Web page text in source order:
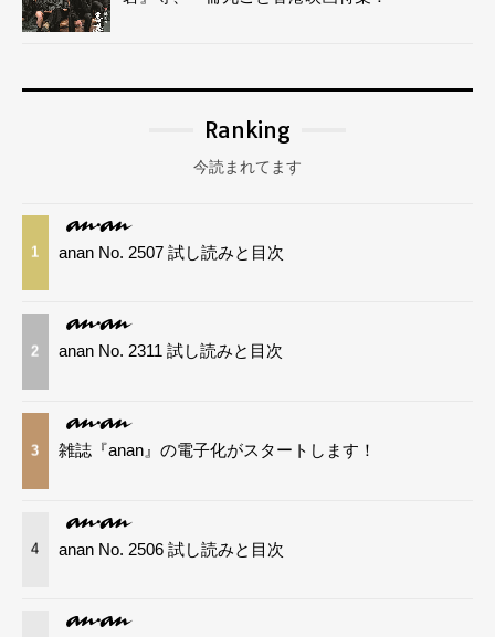
Ranking
今読まれてます
1 anan No. 2507 試し読みと目次
2 anan No. 2311 試し読みと目次
3 雑誌『anan』の電子化がスタートします！
4 anan No. 2506 試し読みと目次